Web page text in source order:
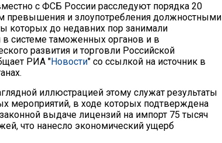
с ФСБ России расследуют порядка 20
превышения и злоупотребления должностными
которых до недавних пор занимали
системе таможенных органов и в
развития и торговли Российской
РИА "Новости" со ссылкой на источник в
иллюстрацией этому служат результаты
мероприятий, в ходе которых подтверждена
выдаче лицензий на импорт 75 тысяч
что нанесло экономический ущерб